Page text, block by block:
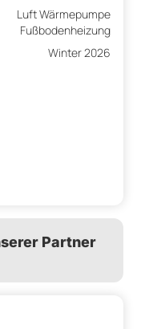
Luft Wärmepumpe
Fußbodenheizung
Winter 2026
Partner